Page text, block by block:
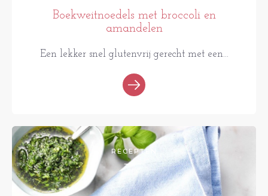
Boekweitnoedels met broccoli en
amandelen
Een lekker snel glutenvrij gerecht met een...
RECEPTEN